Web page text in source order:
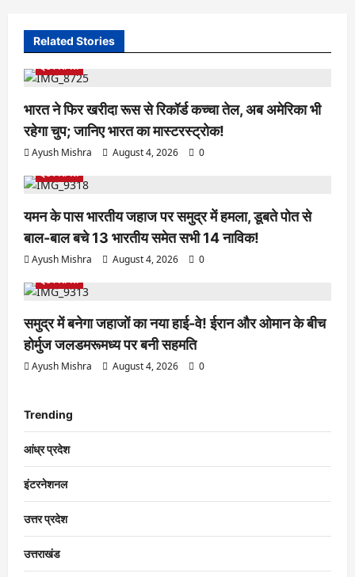
Related Stories
इंटरनेशनल
भारत ने फिर खरीदा रूस से रिकॉर्ड कच्चा तेल, अब अमेरिका भी
रहेगा चुप; जानिए भारत का मास्टरस्ट्रोक!
Ayush Mishra August 4, 2026
0
इंटरनेशनल
यमन के पास भारतीय जहाज पर समुद्र में हमला, डूबते पोत से
बाल-बाल बचे 13 भारतीय समेत सभी 14 नाविक!
Ayush Mishra August 4, 2026
0
इंटरनेशनल
समुद्र में बनेगा जहाजों का नया हाई-वे! ईरान और ओमान के बीच
होर्मुज जलडमरूमध्य पर बनी सहमति
Ayush Mishra August 4, 2026 0
Trending
आंध्र प्रदेश
इंटरनेशनल
उत्तर प्रदेश
उत्तराखंड